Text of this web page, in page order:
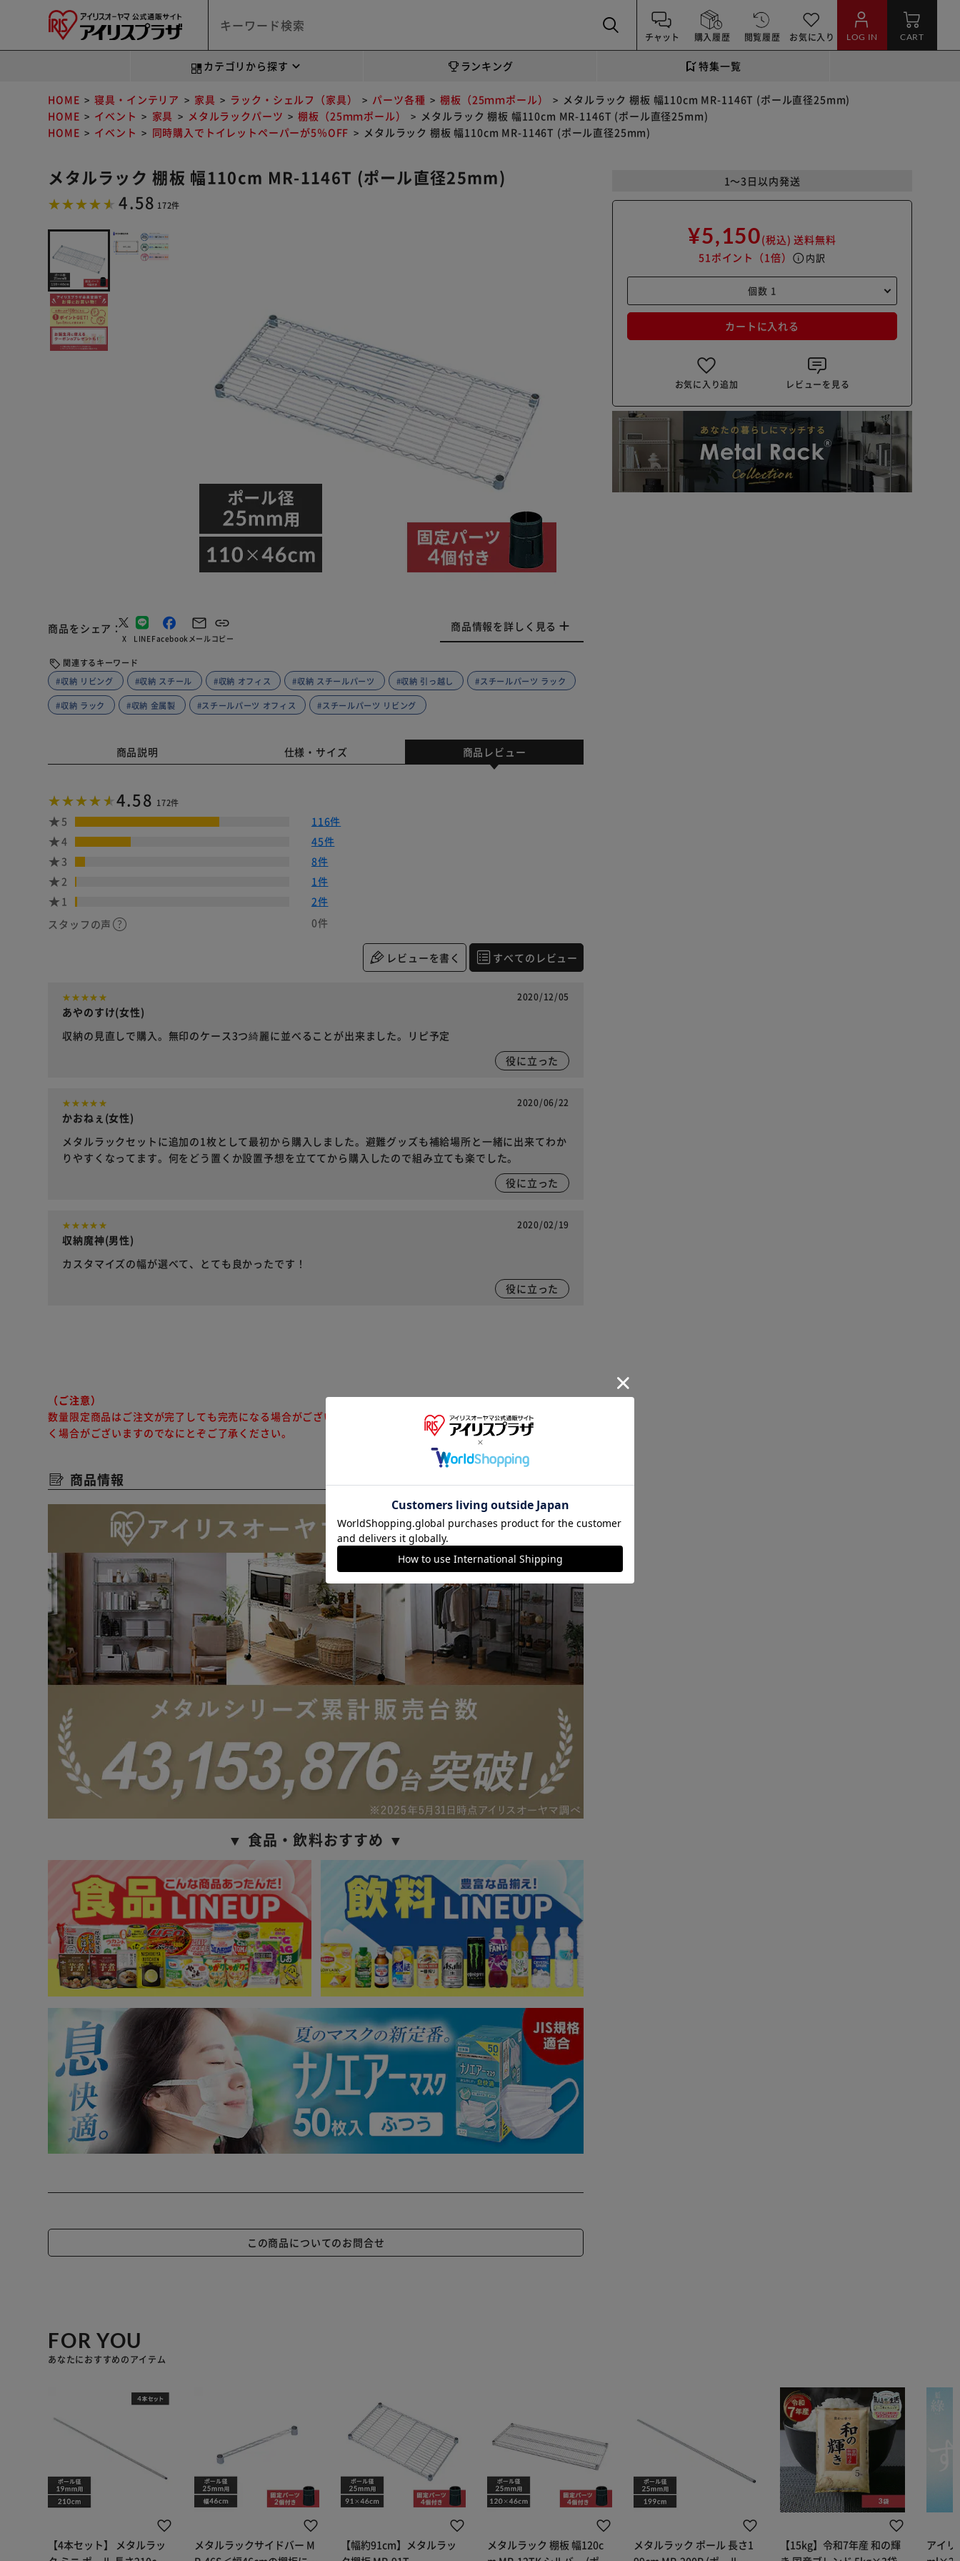
チャット 購入履歴 閲覧履歴 お気に入り LOG IN CART
カテゴリから探す ランキング 特集一覧
HOME 寝具・インテリア 家具 ラック・シェルフ（家具） パーツ各種 棚板（25ｍｍポール）
メタルラック 棚板 幅110cm MR-1146T (ポール直径25mm)
HOME
イベント 家具 メタルラックパーツ 棚板（25ｍｍポール）
メタルラック 棚板 幅110cm MR-1146T (ポール直径25mm)
HOME
イベント 同時購入でトイレットペーパーが5％OFF メタルラック 棚板 幅110cm MR-1146T (ポール直径25mm)
メタルラック 棚板 幅110cm MR-1146T (ポール直径25mm)
4.58 172件
商品をシェア
X LINEFacebookメールコピー
商品情報を詳しく見る
関連するキーワード
#収納 リビング
#収納 スチール #収納 オフィス #収納 スチールパーツ #収納 引っ越し #スチールパーツ ラック
#収納 ラック #収納 金属製 #スチールパーツ オフィス #スチールパーツ リビング
1～3日以内発送
¥5,150(税込) 送料無料
51ポイント （1倍） info 内訳
カートに入れる
お気に入り追加 レビューを見る
商品説明 仕様・サイズ 商品レビュー
4.58 172件
5
116件
4
45件
3
8件
2
1件
1
2件
スタッフの声
0件
レビューを書く すべてのレビュー
2020/12/05
あやのすけ(女性)
収納の見直しで購入。無印のケース3つ綺麗に並べることが出来ました。リピ予定
役に立った
2020/06/22
かおねぇ(女性)
メタルラックセットに追加の1枚として最初から購入しました。避難グッズも補給場所と一緒に出来てわか
りやすくなってます。何をどう置くか設置予想を立ててから購入したので組み立ても楽でした。
役に立った
2020/02/19
収納魔神(男性)
カスタマイズの幅が選べて、とても良かったです！
役に立った
（ご注意）
数量限定商品はご注文が完了しても完売になる場合がございます。ご注文をいただいた後にお断りさせていただ
く場合がございますのでなにとぞご了承ください。
商品情報
▼ 食品・飲料おすすめ ▼
この商品についてのお問合せ
FOR YOU
あなたにおすすめのアイテム
【4本セット】 メタルラッ
メタルラックサイドバー M
【幅約91cm】メタルラッ
メタルラック 棚板 幅120c
メタルラック ポール 長さ1
【15kg】令和7年産 和の輝
アイリ
※ご確認ください